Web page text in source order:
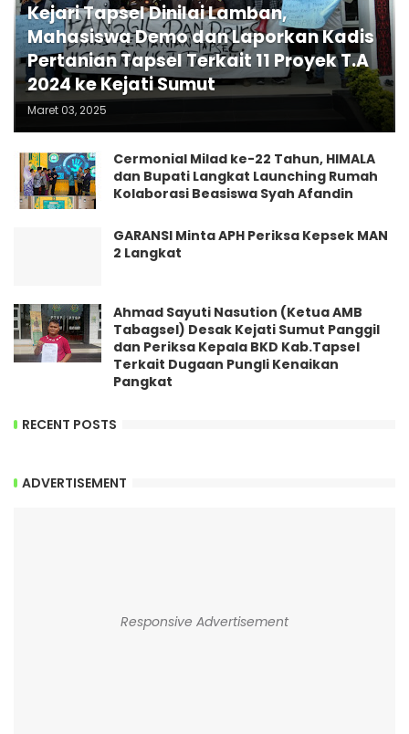
Kejari Tapsel Dinilai Lamban,
Mahasiswa Demo dan Laporkan Kadis
Pertanian Tapsel Terkait 11 Proyek T.A
2024 ke Kejati Sumut
Maret 03, 2025
Cermonial Milad ke-22 Tahun, HIMALA
dan Bupati Langkat Launching Rumah
Kolaborasi Beasiswa Syah Afandin
GARANSI Minta APH Periksa Kepsek MAN
2 Langkat
Ahmad Sayuti Nasution (Ketua AMB
Tabagsel) Desak Kejati Sumut Panggil
dan Periksa Kepala BKD Kab.Tapsel
Terkait Dugaan Pungli Kenaikan
Pangkat
RECENT POSTS
ADVERTISEMENT
Responsive Advertisement